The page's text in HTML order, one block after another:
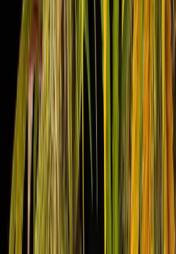
Strains Sativa Strains Indica Strains
Standorte